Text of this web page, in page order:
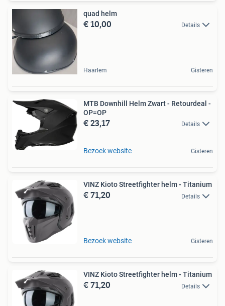
quad helm
€ 10,00 Details
Haarlem Gisteren
MTB Downhill Helm Zwart - Retourdeal -
OP=OP
€ 23,17 Details
Bezoek website Gisteren
VINZ Kioto Streetfighter helm - Titanium
€ 71,20 Details
Bezoek website Gisteren
VINZ Kioto Streetfighter helm - Titanium
€ 71,20 Details